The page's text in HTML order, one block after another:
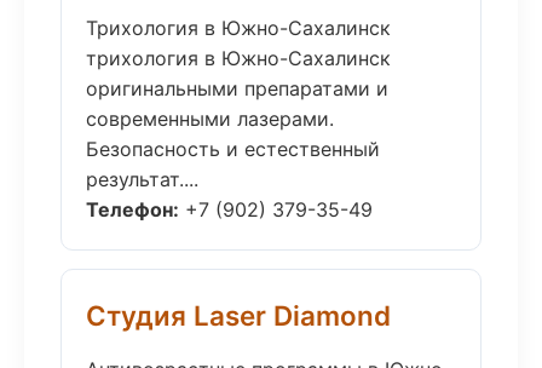
Трихология в Южно-Сахалинск
трихология в Южно-Сахалинск
оригинальными препаратами и
современными лазерами.
Безопасность и естественный
результат....
Телефон: +7 (902) 379-35-49
Студия Laser Diamond